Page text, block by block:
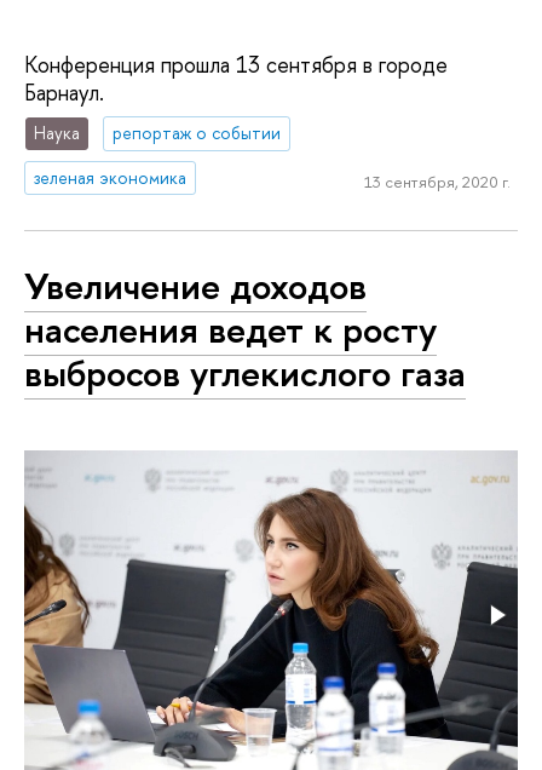
Конференция прошла 13 сентября в городе
Барнаул.
Наука
репортаж о событии
зеленая экономика
13 сентября, 2020 г.
Увеличение доходов
населения ведет к росту
выбросов углекислого газа